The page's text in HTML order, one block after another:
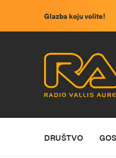
Glazba koju volite!
DRUŠTVO